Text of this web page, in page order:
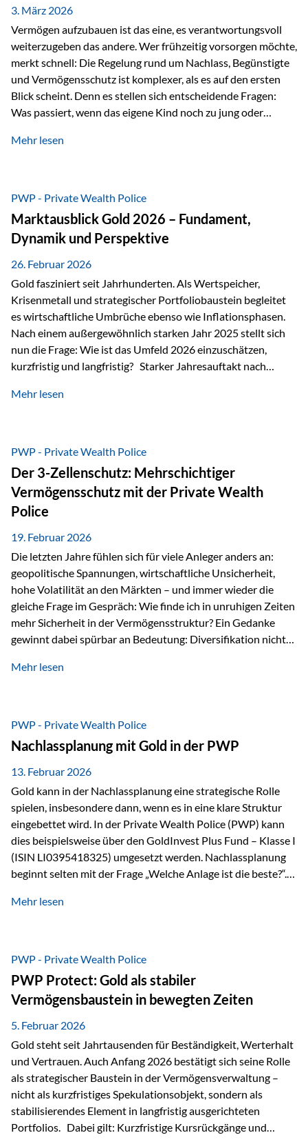
Zinsen, Dividenden und Kursgewinne werden laufend
besteuert.
3. März 2026
Vermögen aufzubauen ist das eine, es verantwortungsvoll
weiterzugeben das andere. Wer frühzeitig vorsorgen möchte,
merkt schnell: Die Regelung rund um Nachlass, Begünstigte
und Vermögensschutz ist komplexer, als es auf den ersten
Blick scheint. Denn es stellen sich entscheidende Fragen:
Was passiert, wenn das eigene Kind noch zu jung oder
verwalten? Wie kann verhindert werden, dass Ex-Partner,
unbürokratisch übertragen, ohne ausschließlich auf ein
Testament angewiesen zu sein? Wenn klassische Lösungen
nicht ausreichen Traditionelle Nachlassregelungen stoßen
oft…
Mehr lesen
PWP - Private Wealth Police
Marktausblick Gold 2026 – Fundament,
Dynamik und Perspektive
26. Februar 2026
Gold fasziniert seit Jahrhunderten. Als Wertspeicher,
Krisenmetall und strategischer Portfoliobaustein begleitet
es wirtschaftliche Umbrüche ebenso wie Inflationsphasen.
Nach einem außergewöhnlich starken Jahr 2025 stellt sich
nun die Frage: Wie ist das Umfeld 2026 einzuschätzen,
kurzfristig und langfristig? Starker Jahresauftakt nach
Dynamik in das Jahr 2026 gestartet. Zwischen dem
Währungen: +11,5 % Bereits 2025 war ein außergewöhnlich
starkes Jahr: +64,4 % in USD Durchschnitt über alle
Währungen: +56,6 % Langfristig zeigt sich ebenfalls ein
solides…
Mehr lesen
PWP - Private Wealth Police
Der 3-Zellenschutz: Mehrschichtiger
Vermögensschutz mit der Private Wealth
Police
19. Februar 2026
Die letzten Jahre fühlen sich für viele Anleger anders an:
geopolitische Spannungen, wirtschaftliche Unsicherheit,
hohe Volatilität an den Märkten – und immer wieder die
gleiche Frage im Gespräch: Wie finde ich in unruhigen Zeiten
mehr Sicherheit in der Vermögensstruktur? Ein Gedanke
gewinnt dabei spürbar an Bedeutung: Diversifikation nicht
Wer Vermögen ausschließlich in einem Rechtsraum
Liechtenstein eine Rolle spielen: außerhalb der EU, ohne
Euro, mit einem eigenständigen Rechts- und Finanzplatz.
Und genau an dieser Stelle setzt der 3-Zellenschutz an –…
Mehr lesen
PWP - Private Wealth Police
Nachlassplanung mit Gold in der PWP
13. Februar 2026
Gold kann in der Nachlassplanung eine strategische Rolle
spielen, insbesondere dann, wenn es in eine klare Struktur
eingebettet wird. In der Private Wealth Police (PWP) kann
dies beispielsweise über den GoldInvest Plus Fund – Klasse I
(ISIN LI0395418325) umgesetzt werden. Nachlassplanung
beginnt selten mit der Frage „Welche Anlage ist die beste?“.
was bekommen – wann – und in welcher Struktur?Und vor
bei größeren Vermögen ist das entscheidend.
Mehr lesen
PWP - Private Wealth Police
PWP Protect: Gold als stabiler
Vermögensbaustein in bewegten Zeiten
5. Februar 2026
Gold steht seit Jahrtausenden für Beständigkeit, Werterhalt
und Vertrauen. Auch Anfang 2026 bestätigt sich seine Rolle
als strategischer Baustein in der Vermögensverwaltung –
nicht als kurzfristiges Spekulationsobjekt, sondern als
stabilisierendes Element in langfristig ausgerichteten
Portfolios. Dabei gilt: Kurzfristige Kursrückgänge und